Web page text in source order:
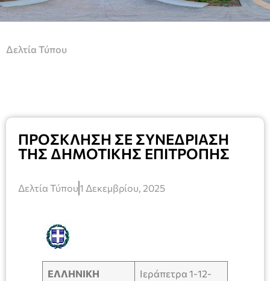
Δελτία Τύπου
ΠΡΟΣΚΛΗΣΗ ΣΕ ΣΥΝΕΔΡΙΑΣΗ
ΤΗΣ ΔΗΜΟΤΙΚΗΣ ΕΠΙΤΡΟΠΗΣ
Δελτία Τύπου1 Δεκεμβρίου, 2025
ΕΛΛΗΝΙΚΗ
Ιεράπετρα 1-12-